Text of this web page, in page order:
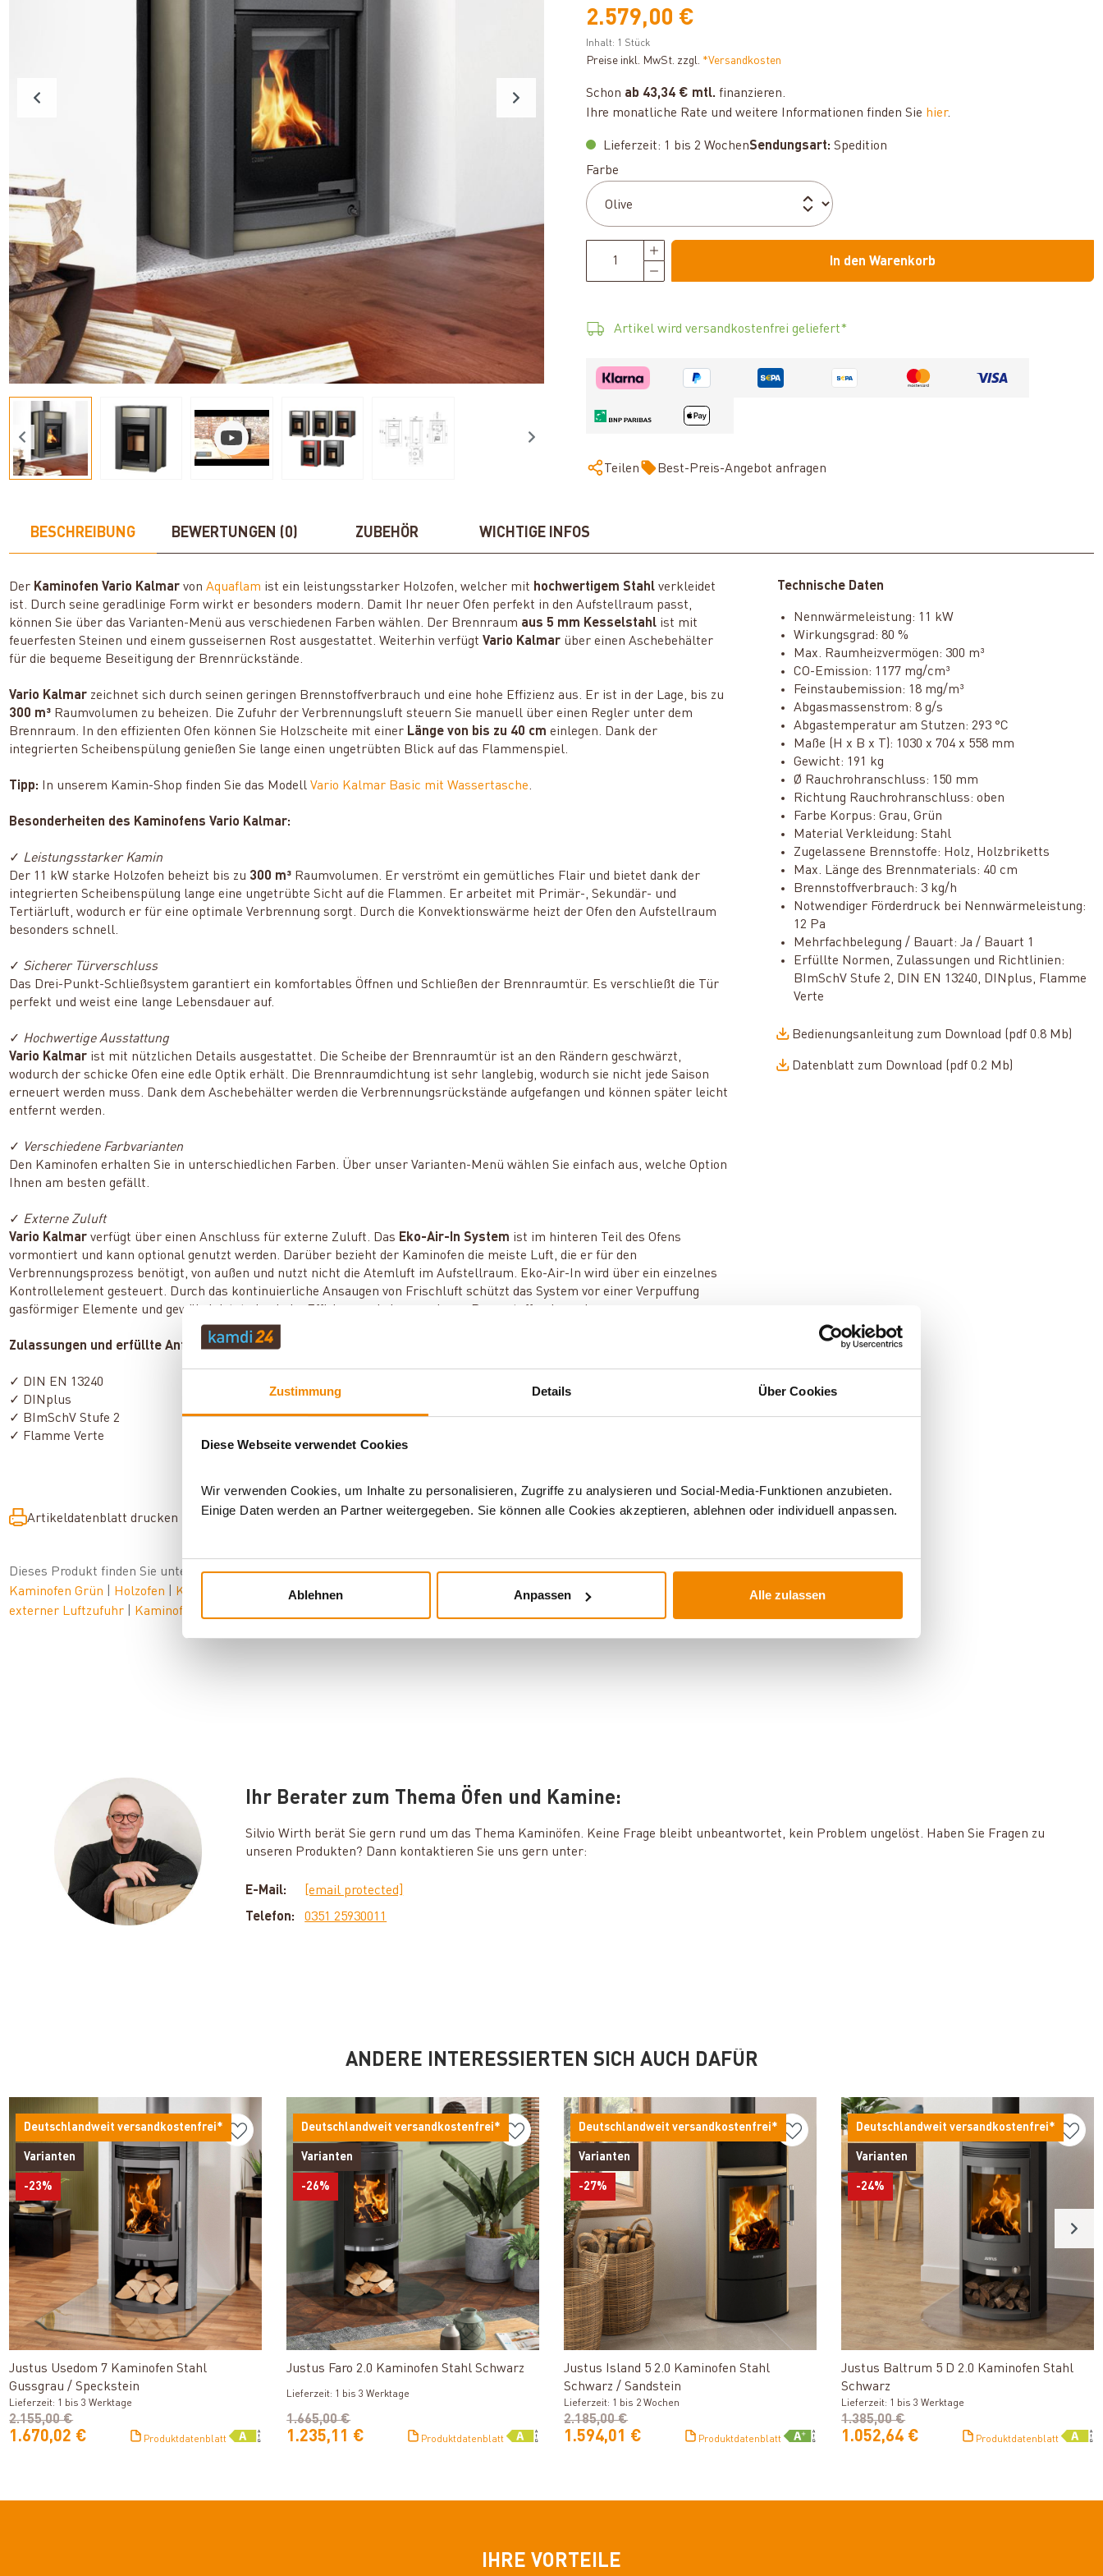
Zustimmung Details Über Cookies
Diese Webseite verwendet Cookies
Wir verwenden Cookies, um Inhalte zu personalisieren, Zugriffe zu analysieren und Social-Media-Funktionen anzubieten.
Einige Daten werden an Partner weitergegeben. Sie können alle Cookies akzeptieren, ablehnen oder individuell anpassen.
Ablehnen Anpassen Alle zulassen
2.579,00 €
Inhalt: 1 Stück
Preise inkl. MwSt. zzgl. *Versandkosten
Schon ab 43,34 € mtl. finanzieren.
Ihre monatliche Rate und weitere Informationen finden Sie hier.
Lieferzeit: 1 bis 2 WochenSendungsart: Spedition
Farbe
In den Warenkorb
Artikel wird versandkostenfrei geliefert*
Teilen Best-Preis-Angebot anfragen
BESCHREIBUNG BEWERTUNGEN (0) ZUBEHÖR WICHTIGE INFOS
Der Kaminofen Vario KalmarvonAquaflam ist ein leistungsstarker Holzofen, welcher mit hochwertigem Stahl verkleidet
ist. Durch seine geradlinige Form wirkt er besonders modern. Damit Ihr neuer Ofen perfekt in den Aufstellraum passt,
können Sie über das Varianten-Menü aus verschiedenen Farben wählen. Der Brennraum aus 5 mm Kesselstahl ist mit
feuerfesten Steinen und einem gusseisernen Rost ausgestattet. Weiterhin verfügtVario Kalmar über einen Aschebehälter
für die bequeme Beseitigung der Brennrückstände.
Vario Kalmar zeichnet sich durch seinen geringen Brennstoffverbrauch und eine hohe Effizienz aus. Er ist in der Lage, bis zu
300 m³ Raumvolumen zu beheizen. Die Zufuhr der Verbrennungsluft steuern Sie manuell über einen Regler unter dem
Brennraum. In den effizienten Ofen können Sie Holzscheite mit einer Länge von bis zu 40 cm einlegen. Dank der
integrierten Scheibenspülung genießen Sie lange einen ungetrübten Blick auf das Flammenspiel.
Tipp: In unserem Kamin-Shop finden Sie das ModellVario Kalmar Basic mit Wassertasche.
Besonderheiten des Kaminofens Vario Kalmar:
✓ Leistungsstarker Kamin
Der 11 kW starke Holzofen beheizt bis zu 300 m³ Raumvolumen. Er verströmt ein gemütliches Flair und bietet dank der
integrierten Scheibenspülung lange eine ungetrübte Sicht auf die Flammen. Er arbeitet mit Primär-, Sekundär- und
Tertiärluft, wodurch er für eine optimale Verbrennung sorgt. Durch die Konvektionswärme heizt der Ofen den Aufstellraum
besonders schnell.
✓ Sicherer Türverschluss
Das Drei-Punkt-Schließsystem garantiert ein komfortables Öffnen und Schließen der Brennraumtür. Es verschließt die Tür
perfekt und weist eine lange Lebensdauer auf.
✓ Hochwertige Ausstattung
Vario Kalmar ist mit nützlichen Details ausgestattet. Die Scheibe der Brennraumtür ist an den Rändern geschwärzt,
wodurch der schicke Ofen eine edle Optik erhält. Die Brennraumdichtung ist sehr langlebig, wodurch sie nicht jede Saison
erneuert werden muss. Dank dem Aschebehälter werden die Verbrennungsrückstände aufgefangen und können später leicht
entfernt werden.
✓ Verschiedene Farbvarianten
Den Kaminofen erhalten Sie in unterschiedlichen Farben. Über unser Varianten-Menü wählen Sie einfach aus, welche Option
Ihnen am besten gefällt.
✓ Externe Zuluft
Vario Kalmarverfügt über einen Anschluss für externe Zuluft. Das Eko-Air-In System ist im hinteren Teil des Ofens
vormontiert und kann optional genutzt werden. Darüber bezieht der Kaminofen die meiste Luft, die er für den
Verbrennungsprozess benötigt, von außen und nutzt nicht die Atemluft im Aufstellraum. Eko-Air-In wird über ein einzelnes
Kontrollelement gesteuert. Durch das kontinuierliche Ansaugen von Frischluft schützt das System vor einer Verpuffung
gasförmiger Elemente und gewährleistet eine hohe Effizienz und einen geringen Brennstoffverbrauch.
Zulassungen und erfüllte Anforderungen:
✓ DIN EN 13240
✓ DINplus
✓ BImSchV Stufe 2
✓ Flamme Verte
Technische Daten
Nennwärmeleistung: 11 kW
Wirkungsgrad: 80 %
Max. Raumheizvermögen: 300 m³
CO-Emission: 1177 mg/cm³
Feinstaubemission: 18 mg/m³
Abgasmassenstrom: 8 g/s
Abgastemperatur am Stutzen: 293 °C
Maße (H x B x T): 1030 x 704 x 558 mm
Gewicht: 191 kg
Ø Rauchrohranschluss: 150 mm
Richtung Rauchrohranschluss: oben
Farbe Korpus: Grau, Grün
Material Verkleidung: Stahl
Zugelassene Brennstoffe: Holz, Holzbriketts
Max. Länge des Brennmaterials: 40 cm
Brennstoffverbrauch: 3 kg/h
Notwendiger Förderdruck bei Nennwärmeleistung:
12 Pa
Mehrfachbelegung / Bauart: Ja / Bauart 1
Erfüllte Normen, Zulassungen und Richtlinien:
BImSchV Stufe 2, DIN EN 13240, DINplus, Flamme
Verte
Bedienungsanleitung zum Download (pdf 0.8 Mb)
Datenblatt zum Download (pdf 0.2 Mb)
Artikeldatenblatt drucken Frage zum Artikel
Dieses Produkt finden Sie unter: Kaminöfen|Kaminöfen 10 bis 15 kW|
Kaminofen Grün
Holzofen Kaminofen 150 mm Anschluss
externer Luftzufuhr
Kaminofen Grau
Ihr Berater zum Thema Öfen und Kamine:
Silvio Wirth berät Sie gern rund um das Thema Kaminöfen. Keine Frage bleibt unbeantwortet, kein Problem ungelöst. Haben Sie Fragen zu
unseren Produkten? Dann kontaktieren Sie uns gern unter:
E-Mail:
[email protected]
Telefon:
0351 25930011
ANDERE INTERESSIERTEN SICH AUCH DAFÜR
Deutschlandweit versandkostenfrei*
Varianten
-23%
Produkt ansehen
Justus Usedom 7 Kaminofen Stahl
Gussgrau / Speckstein
Lieferzeit: 1 bis 3 Werktage
1.670,02 €
2.155,00 €
Produktdatenblatt
Deutschlandweit versandkostenfrei*
Varianten
-26%
Produkt ansehen
Justus Faro 2.0 Kaminofen Stahl Schwarz
Lieferzeit: 1 bis 3 Werktage
1.235,11 €
1.665,00 €
Produktdatenblatt
Deutschlandweit versandkostenfrei*
Varianten
-27%
Produkt ansehen
Justus Island 5 2.0 Kaminofen Stahl
Schwarz / Sandstein
Lieferzeit: 1 bis 2 Wochen
1.594,01 €
2.185,00 €
Produktdatenblatt
Deutschlandweit versandkostenfrei*
Varianten
-24%
Produkt ansehen
Justus Baltrum 5 D 2.0 Kaminofen Stahl
Schwarz
Lieferzeit: 1 bis 3 Werktage
1.052,64 €
1.385,00 €
Produktdatenblatt
IHRE VORTEILE